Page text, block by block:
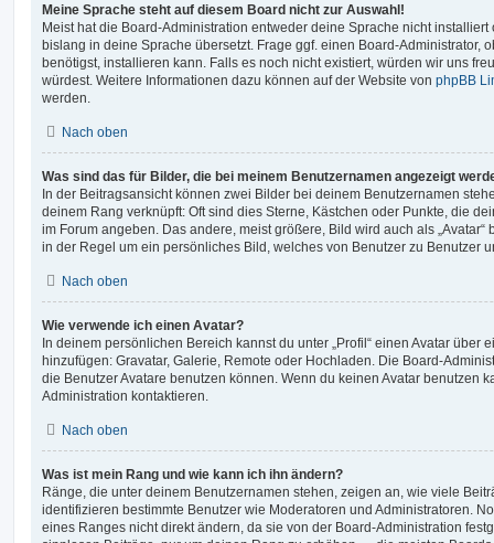
Meine Sprache steht auf diesem Board nicht zur Auswahl!
Meist hat die Board-Administration entweder deine Sprache nicht
bislang in deine Sprache übersetzt. Frage ggf. einen Board-Administrator,
benötigst, installieren kann. Falls es noch nicht existiert, würden wir uns
würdest. Weitere Informationen dazu können auf der Website von phpBB
werden.
Nach oben
Was sind das für Bilder, die bei meinem Benutzernamen angezeigt
In der Beitragsansicht können zwei Bilder bei deinem Benutzernamen
deinem Rang verknüpft: Oft sind dies Sterne, Kästchen oder Punkte, die
im Forum angeben. Das andere, meist größere, Bild wird auch als
in der Regel um ein persönliches Bild, welches von Benutzer zu Benutzer
Nach oben
Wie verwende ich einen Avatar?
In deinem persönlichen Bereich kannst du unter „Profil“ einen Avatar über
hinzufügen: Gravatar, Galerie, Remote oder Hochladen. Die Board-
die Benutzer Avatare benutzen können. Wenn du keinen Avatar benutzen
Administration kontaktieren.
Nach oben
Was ist mein Rang und wie kann ich ihn ändern?
Ränge, die unter deinem Benutzernamen stehen, zeigen an, wie viele
identifizieren bestimmte Benutzer wie Moderatoren und Administratoren.
eines Ranges nicht direkt ändern, da sie von der Board-Administration